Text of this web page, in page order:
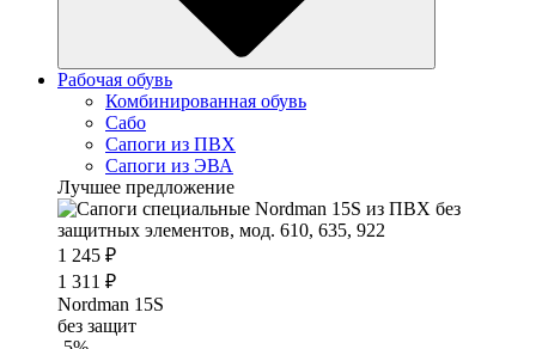
Рабочая обувь
Комбинированная обувь
Сабо
Сапоги из ПВХ
Сапоги из ЭВА
Лучшее предложение
1 245 ₽
1 311 ₽
Nordman 15S
без защит